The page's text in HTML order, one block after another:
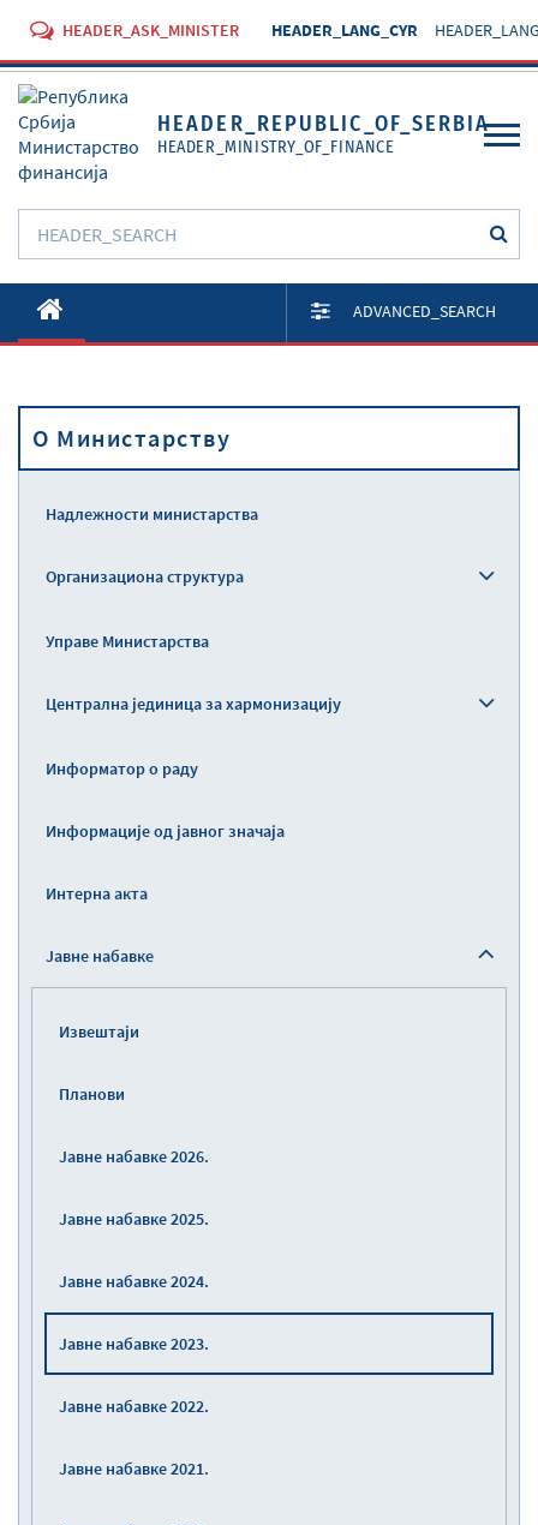
HEADER_ASK_MINISTER HEADER_LANG_CYR
HEADER_REPUBLIC_OF_SERBIA
HEADER_MINISTRY_OF_FINANCE
O Министарству
Активности
Прописи
ADVANCED_SEARCH
O Министарству
Надлежности министарства
Организациона структура
Управе Министарства
Централна јединица за хармонизацију
Информатор о раду
Информације од јавног значаја
Интерна акта
Јавне набавке
Извештаји
Планови
Јавне набавке 2026.
Јавне набавке 2025.
Јавне набавке 2024.
Јавне набавке 2023.
Јавне набавке 2022.
Јавне набавке 2021.